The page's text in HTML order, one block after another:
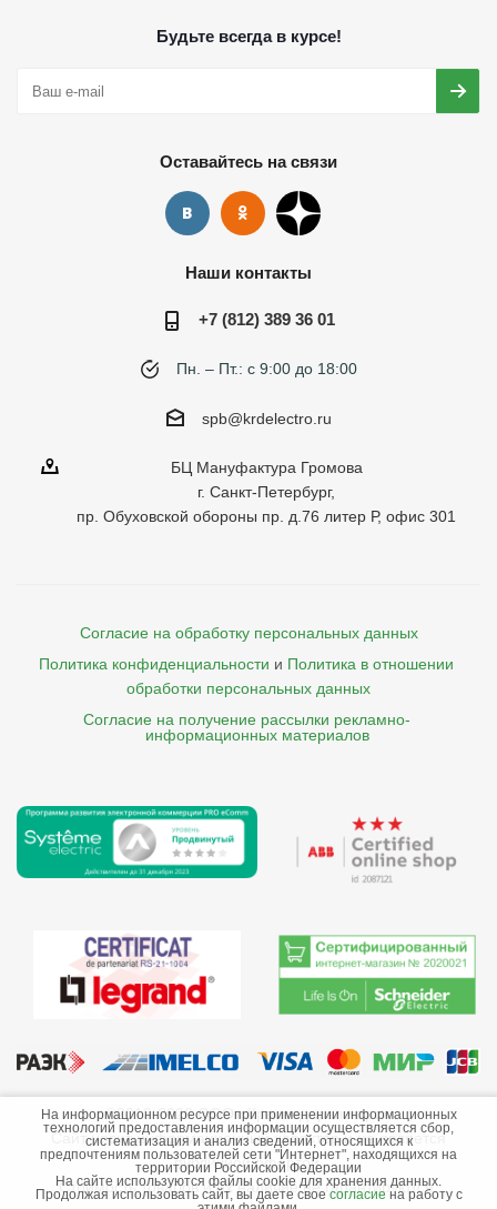
Будьте всегда в курсе!
Оставайтесь на связи
Наши контакты
+7 (812) 389 36 01
Пн. – Пт.: с 9:00 до 18:00
spb@krdelectro.ru
БЦ Мануфактура Громова
г. Санкт-Петербург,
пр. Обуховской обороны пр. д.76 литер Р, офис 301
Согласие на обработку персональных данных
Политика конфиденциальности и Политика в отношении
обработки персональных данных
Согласие на получение рассылки рекламно-
    информационных материалов
©2013-2026 ООО «Краснодарэлектро»
Сайт носит информационный характер и не является
публичной офертой.
Стоимость товаров и их наличие не гарантируются.
На информационном ресурсе при применении информационных
технологий предоставления информации осуществляется сбор,
систематизация и анализ сведений, относящихся к
предпочтениям пользователей сети "Интернет", находящихся на
территории Российской Федерации
На сайте используются файлы cookie для хранения данных.
Продолжая использовать сайт, вы даете свое согласие на работу с